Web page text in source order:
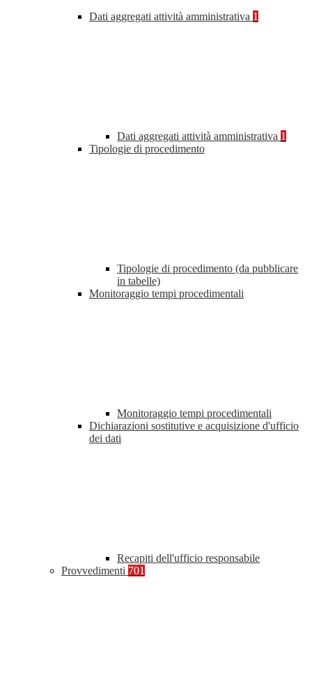
Dati aggregati attività amministrativa 1
Dati aggregati attività amministrativa 1
Tipologie di procedimento
Tipologie di procedimento (da pubblicare
in tabelle)
Monitoraggio tempi procedimentali
Monitoraggio tempi procedimentali
Dichiarazioni sostitutive e acquisizione d'ufficio
dei dati
Recapiti dell'ufficio responsabile
Provvedimenti 701